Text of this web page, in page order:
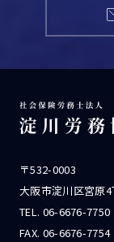
〒532-0003
大阪市淀川区宮原
TEL. 06-6676-7750
FAX. 06-6676-7754